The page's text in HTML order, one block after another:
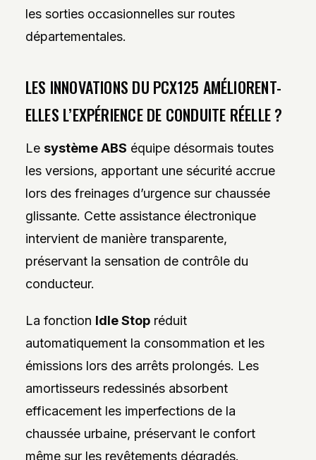
les sorties occasionnelles sur routes
départementales.
LES INNOVATIONS DU PCX125 AMÉLIORENT-
ELLES L’EXPÉRIENCE DE CONDUITE RÉELLE ?
Le système ABS équipe désormais toutes
les versions, apportant une sécurité accrue
lors des freinages d’urgence sur chaussée
glissante. Cette assistance électronique
intervient de manière transparente,
préservant la sensation de contrôle du
conducteur.
La fonction Idle Stopréduit
automatiquement la consommation et les
émissions lors des arrêts prolongés. Les
amortisseurs redessinés absorbent
efficacement les imperfections de la
chaussée urbaine, préservant le confort
même sur les revêtements dégradés.